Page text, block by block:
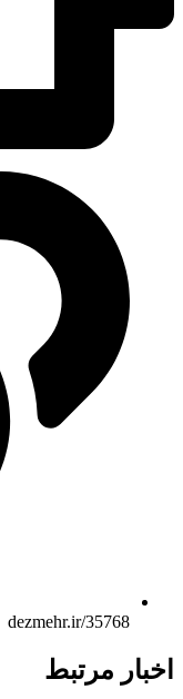
dezmehr.ir/35768
مرتبط